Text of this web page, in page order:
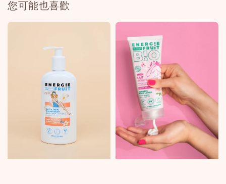
您可能也喜歡